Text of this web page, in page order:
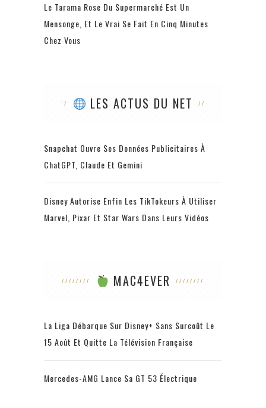
Le Tarama Rose Du Supermarché Est Un
Mensonge, Et Le Vrai Se Fait En Cinq Minutes
Chez Vous
LES ACTUS DU NET
Snapchat Ouvre Ses Données Publicitaires À
ChatGPT, Claude Et Gemini
Disney Autorise Enfin Les TikTokeurs À Utiliser
Marvel, Pixar Et Star Wars Dans Leurs Vidéos
MAC4EVER
La Liga Débarque Sur Disney+ Sans Surcoût Le
15 Août Et Quitte La Télévision Française
Mercedes-AMG Lance Sa GT 53 Électrique